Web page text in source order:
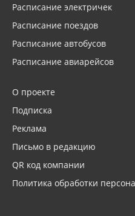
Расписание электричек
Расписание поездов
Расписание автобусов
Расписание авиарейсов
О проекте
Подписка
Реклама
Письмо в редакцию
QR код компании
Политика обработки